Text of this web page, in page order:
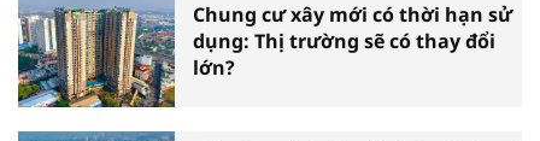
Chung cư xây mới có thời hạn sử
dụng: Thị trường sẽ có thay đổi
lớn?